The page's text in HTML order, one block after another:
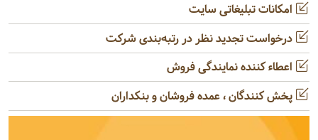
امکانات تبلیغاتی سایت
درخواست تجدید نظر در رتبه‌بندی شرکت
اعطاء کننده نمایندگی فروش
پخش کنندگان ، عمده فروشان و بنکداران